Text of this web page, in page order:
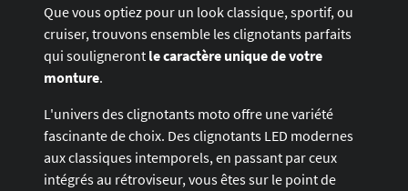
Que vous optiez pour un look classique, sportif, ou
cruiser, trouvons ensemble les clignotants parfaits
qui souligneront le caractère unique de votre
monture.
L'univers des clignotants moto offre une variété
fascinante de choix. Des clignotants LED modernes
aux classiques intemporels, en passant par ceux
intégrés au rétroviseur, vous êtes sur le point de